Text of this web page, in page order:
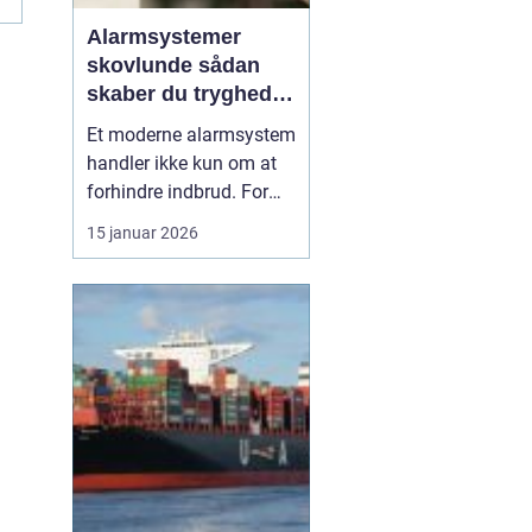
Alarmsystemer
skovlunde sådan
skaber du tryghed i
hverdagen
Et moderne alarmsystem
handler ikke kun om at
forhindre indbrud. For
mange familier og
virksomheder i
også om ro i maven, når
de forlader hjem eller
arbejdsplads. Med de
rette løsninger kan du
både forebygge ubudne
gæster, reage...
15 januar 2026